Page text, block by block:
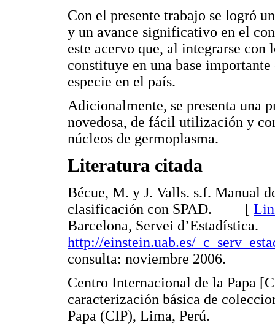
Con el presente trabajo se logró
y un avance significativo en el
este acervo que, al integrarse con
constituye en una base
especie en el país.
Adicionalmente, se presenta una
novedosa, de fácil utilización y
núcleos de germoplasma.
Literatura citada
Bécue, M. y J. Valls. s.f. Manual
clasificación con SPAD. [
Barcelona, Servei d’Estadística.
http://einstein.uab.es/
consulta: noviembre 2006.
Centro Internacional de la Papa
caracterización básica de
Papa (CIP), Lima, Perú.